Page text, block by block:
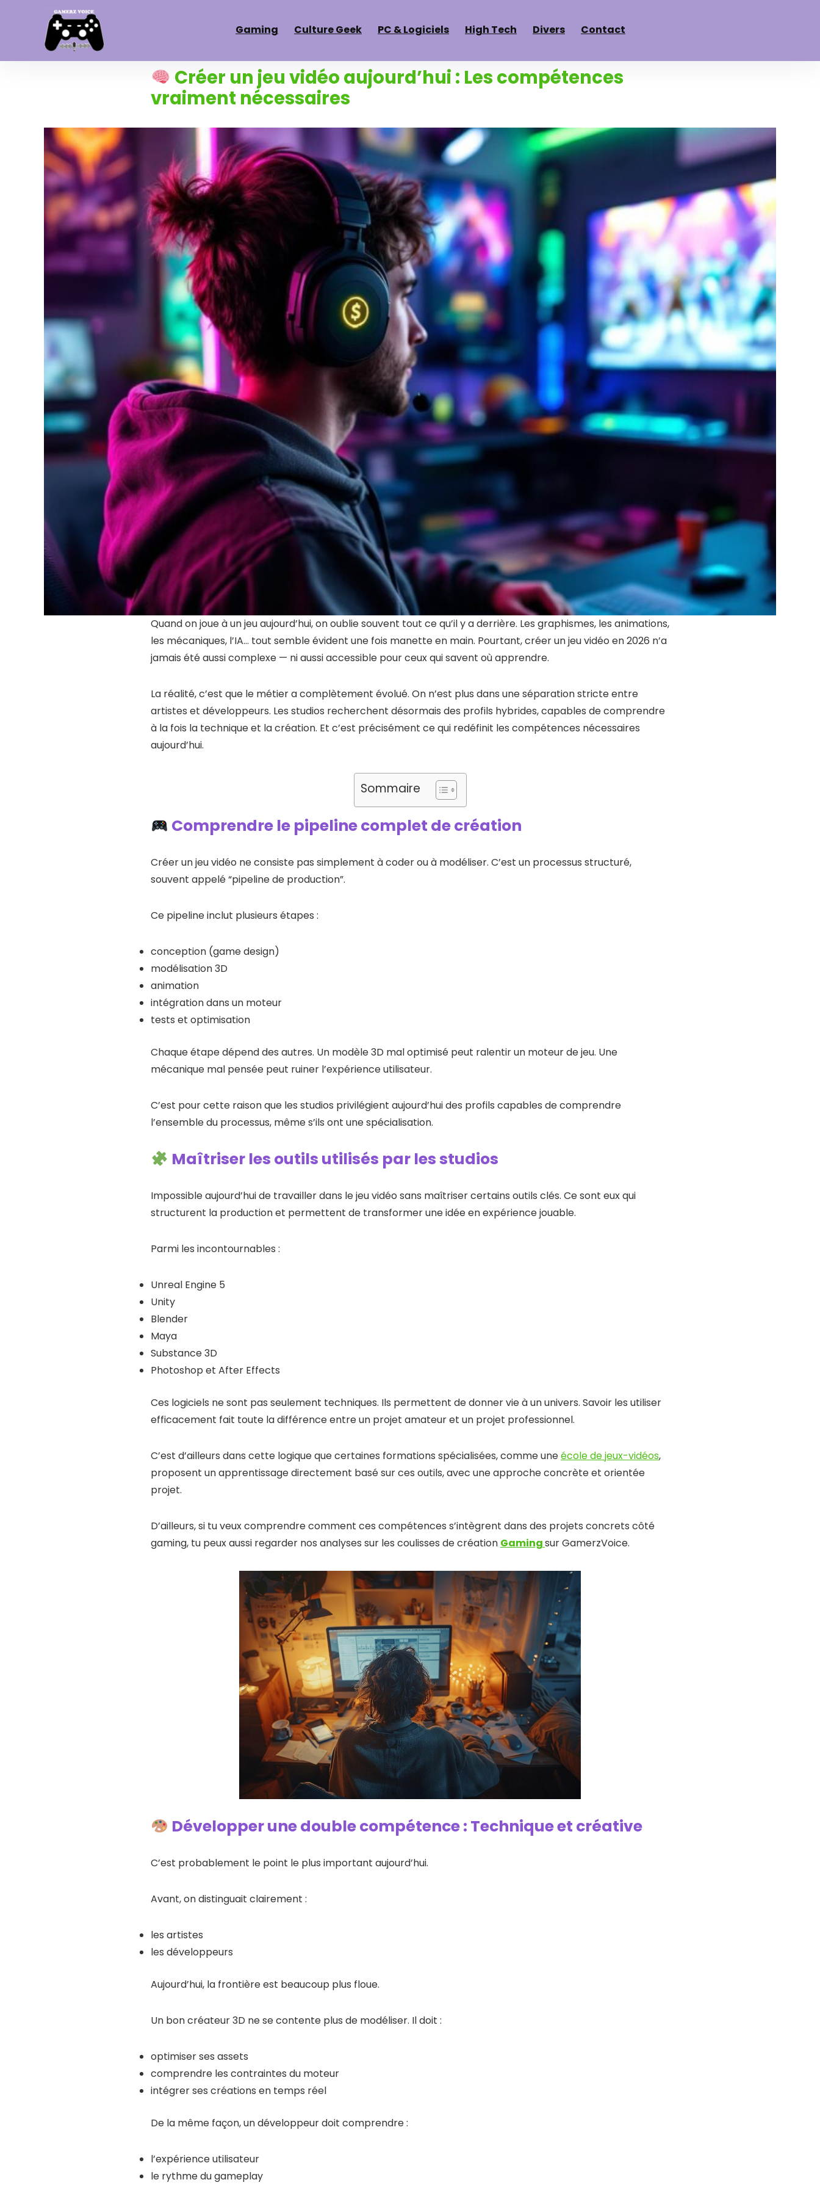
Gaming Culture Geek PC & Logiciels High Tech Divers Contact
Créer un jeu vidéo aujourd’hui : Les compétences
vraiment nécessaires
Quand on joue à un jeu aujourd’hui, on oublie souvent tout ce qu’il y a derrière. Les graphismes, les animations,
les mécaniques, l’IA… tout semble évident une fois manette en main. Pourtant, créer un jeu vidéo en 2026 n’a
jamais été aussi complexe — ni aussi accessible pour ceux qui savent où apprendre.
La réalité, c’est que le métier a complètement évolué. On n’est plus dans une séparation stricte entre
artistes et développeurs. Les studios recherchent désormais des profils hybrides, capables de comprendre
à la fois la technique et la création. Et c’est précisément ce qui redéfinit les compétences nécessaires
aujourd’hui.
Sommaire
Comprendre le pipeline complet de création
Créer un jeu vidéo ne consiste pas simplement à coder ou à modéliser. C’est un processus structuré,
souvent appelé “pipeline de production”.
Ce pipeline inclut plusieurs étapes :
conception (game design)
modélisation 3D
animation
intégration dans un moteur
tests et optimisation
Chaque étape dépend des autres. Un modèle 3D mal optimisé peut ralentir un moteur de jeu. Une
mécanique mal pensée peut ruiner l’expérience utilisateur.
C’est pour cette raison que les studios privilégient aujourd’hui des profils capables de comprendre
l’ensemble du processus, même s’ils ont une spécialisation.
Maîtriser les outils utilisés par les studios
Impossible aujourd’hui de travailler dans le jeu vidéo sans maîtriser certains outils clés. Ce sont eux qui
structurent la production et permettent de transformer une idée en expérience jouable.
Parmi les incontournables :
Unreal Engine 5
Unity
Blender
Maya
Substance 3D
Photoshop et After Effects
Ces logiciels ne sont pas seulement techniques. Ils permettent de donner vie à un univers. Savoir les utiliser
efficacement fait toute la différence entre un projet amateur et un projet professionnel.
C’est d’ailleurs dans cette logique que certaines formations spécialisées, comme uneécole de jeux-vidéos,
proposent un apprentissage directement basé sur ces outils, avec une approche concrète et orientée
projet.
D’ailleurs, si tu veux comprendre comment ces compétences s’intègrent dans des projets concrets côté
gaming, tu peux aussi regarder nos analyses sur les coulisses de création Gamingsur GamerzVoice.
Développer une double compétence : Technique et créative
C’est probablement le point le plus important aujourd’hui.
Avant, on distinguait clairement :
les artistes
les développeurs
Aujourd’hui, la frontière est beaucoup plus floue.
Un bon créateur 3D ne se contente plus de modéliser. Il doit :
optimiser ses assets
comprendre les contraintes du moteur
intégrer ses créations en temps réel
De la même façon, un développeur doit comprendre :
l’expérience utilisateur
le rythme du gameplay